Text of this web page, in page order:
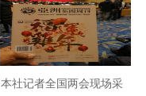
本社记者全国两会现场采